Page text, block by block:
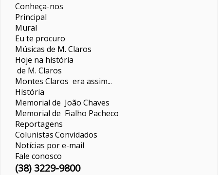
Conheça-nos
Principal
Mural
Eu te procuro
Músicas de M. Claros
Hoje na história
de M. Claros
Montes Claros era assim...
História
Memorial de João Chaves
Memorial de Fialho Pacheco
Reportagens
ColunistasConvidados
Notícias por e-mail
Fale conosco
(38) 3229-9800